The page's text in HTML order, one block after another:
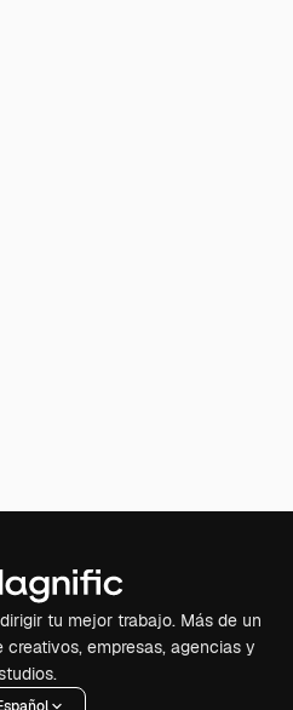
tu mejor trabajo. Más de un
empresas, agencias y